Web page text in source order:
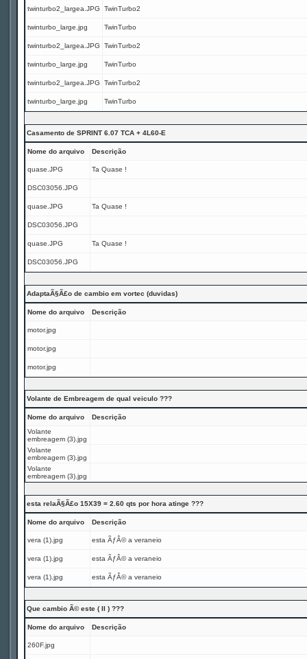
twinturbo2_largea.JPG TwinTurbo2
twinturbo_large.jpg TwinTurbo
twinturbo2_largea.JPG TwinTurbo2
twinturbo_large.jpg TwinTurbo
twinturbo2_largea.JPG TwinTurbo2
twinturbo_large.jpg TwinTurbo
Casamento de SPRINT 6.07 TCA + 4L60-E
Nome do arquivo Descrição
quase.JPG Ta Quase !
DSC03056.JPG
quase.JPG Ta Quase !
DSC03056.JPG
quase.JPG Ta Quase !
DSC03056.JPG
AdaptaÃ§Ã£o de cambio em vortec (duvidas)
Nome do arquivo Descrição
motor.jpg
motor.jpg
motor.jpg
Volante de Embreagem de qual veiculo ???
Nome do arquivo
Descrição
Volante
embreagem (3).jpg
Volante
embreagem (3).jpg
Volante
embreagem (3).jpg
esta relaÃ§Ã£o 15X39 = 2.60 qts por hora atinge ???
Nome do arquivo Descrição
vera (1).jpg esta ÃƒÂ© a veraneio
vera (1).jpg esta ÃƒÂ© a veraneio
vera (1).jpg esta ÃƒÂ© a veraneio
Que cambio Ã© este ( II ) ???
Nome do arquivo Descrição
260F.jpg